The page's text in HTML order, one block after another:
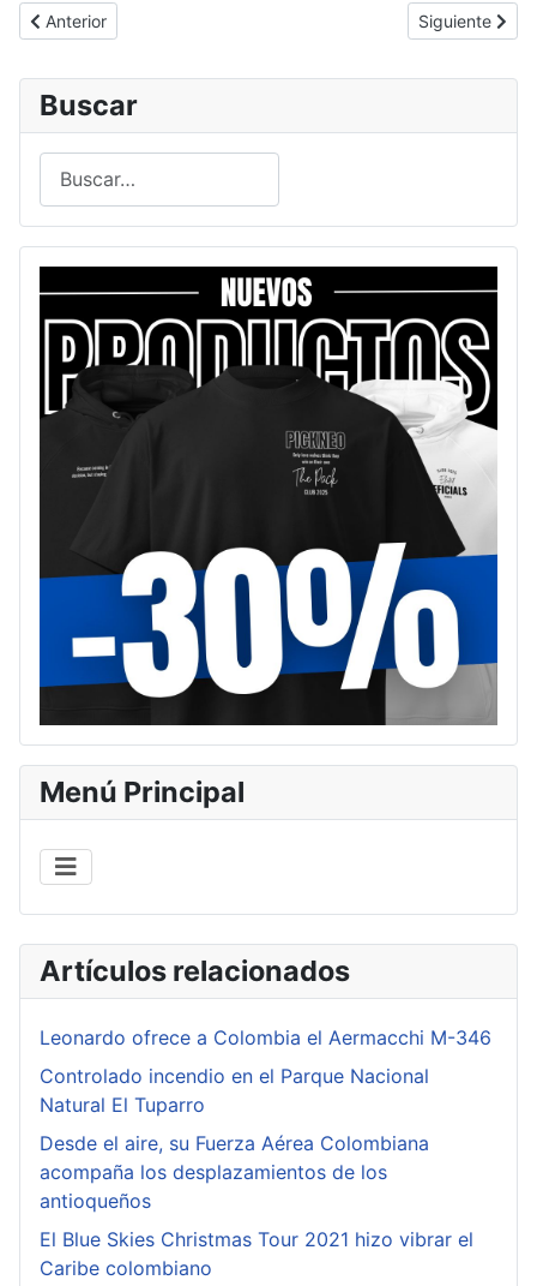
Artículo anterior: Piloto instructora de T-6C Texan ll, un sueño
Anterior Artículo
Siguiente
Buscar
Menú Principal
Artículos relacionados
Leonardo ofrece a Colombia el Aermacchi M-346
Controlado incendio en el Parque Nacional
Natural El Tuparro
Desde el aire, su Fuerza Aérea Colombiana
acompaña los desplazamientos de los
antioqueños
El Blue Skies Christmas Tour 2021 hizo vibrar el
Caribe colombiano